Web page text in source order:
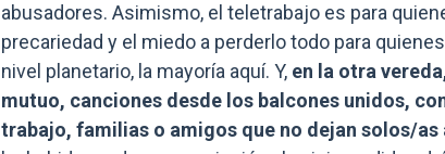
abusadores. Asimismo, el teletrabajo es para
precariedad y el miedo a perderlo todo para
nivel planetario, la mayoría aquí. Y, en la otra
mutuo, canciones desde los balcones unidos,
trabajo, familias o amigos que no dejan solos/